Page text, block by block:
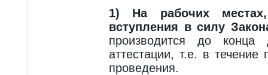
1) На рабочих
вступления в силу
производится до конца
аттестации, т.е. в
проведения.